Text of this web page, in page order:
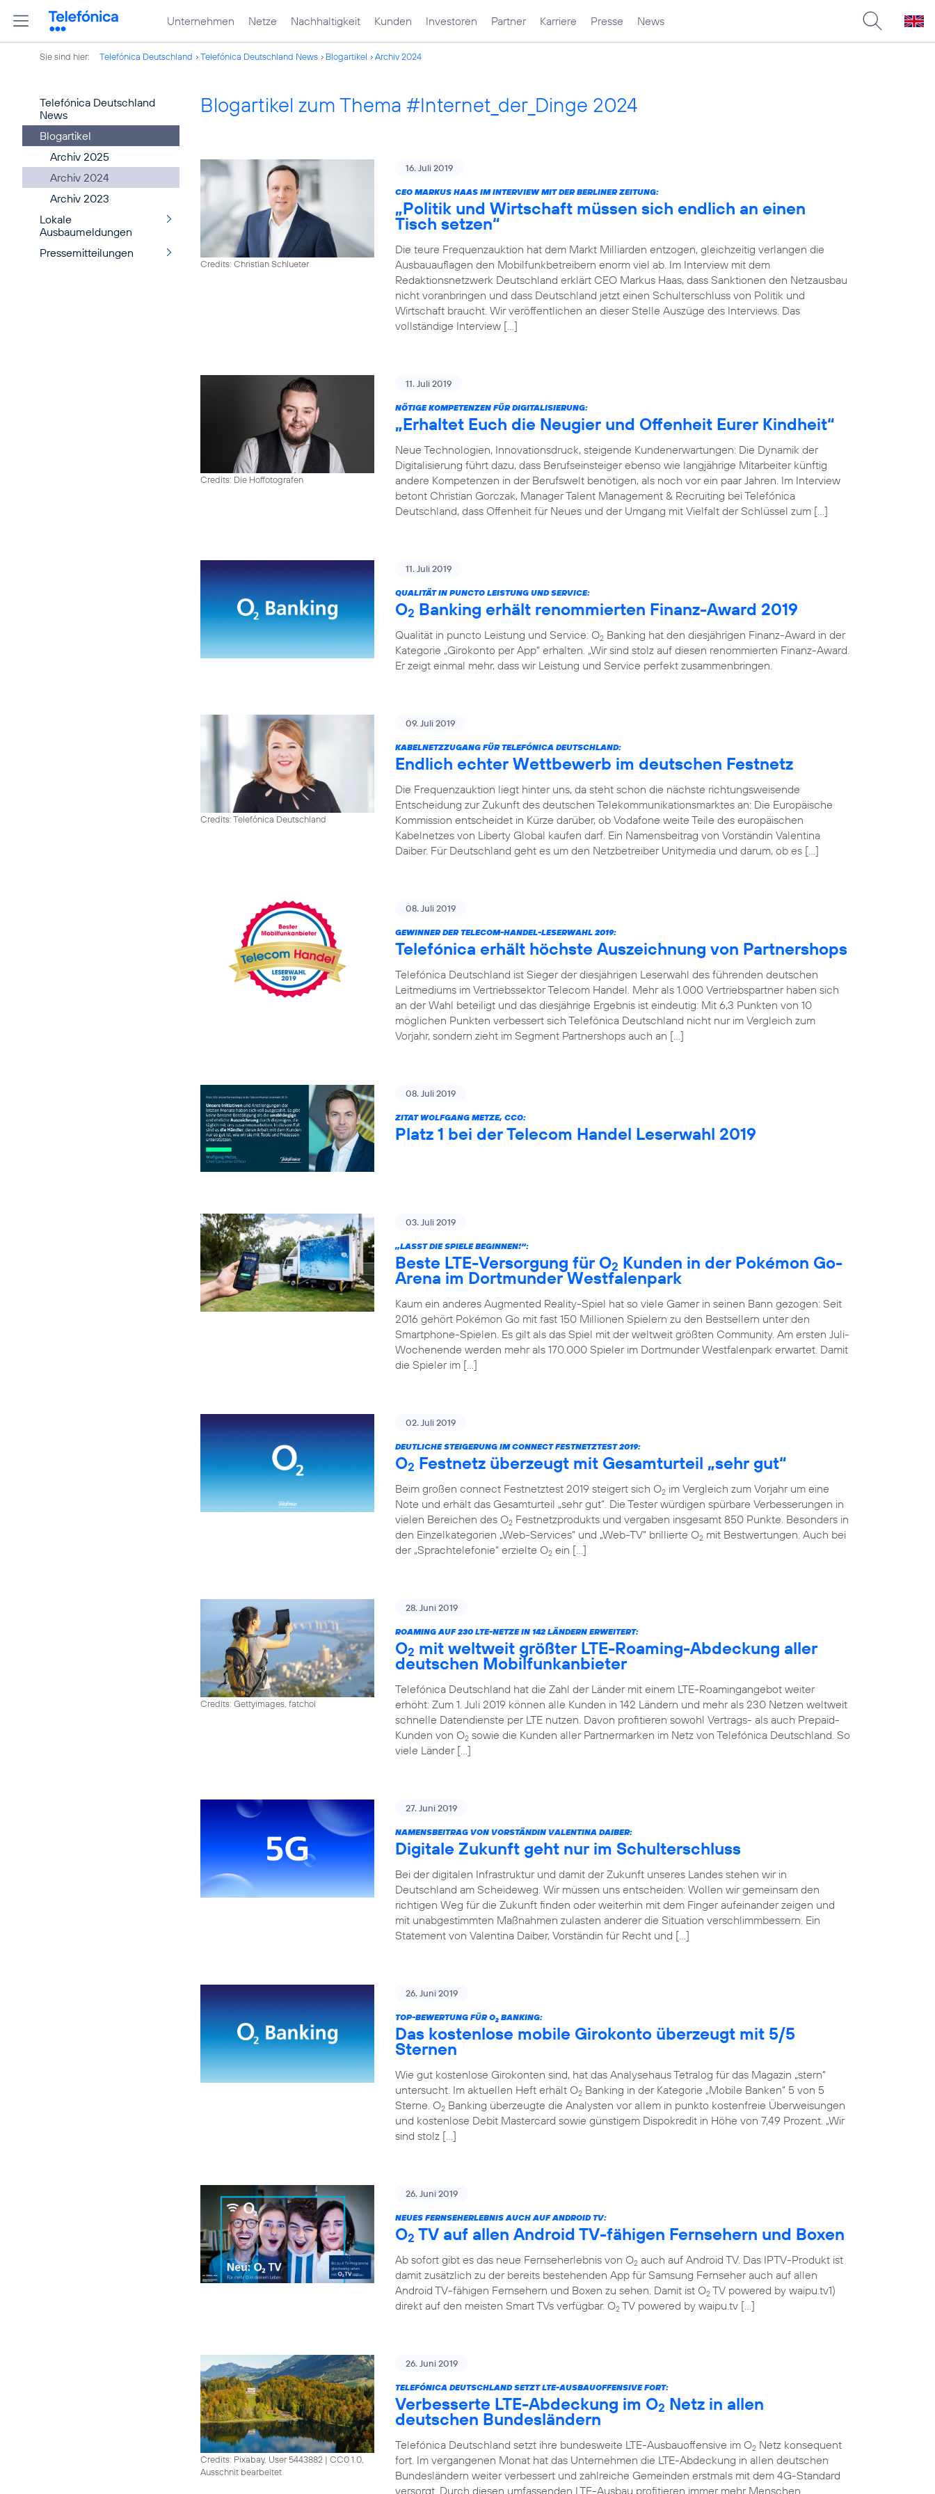
Unternehmen Netze Nachhaltigkeit Kunden Investoren Partner Karriere Presse News
Sie sind hier: Telefónica Deutschland Telefónica Deutschland News Blogartikel Archiv 2024
Telefónica Deutschland
News
Blogartikel
Archiv 2025
Archiv 2024
Archiv 2023
Lokale
Ausbaumeldungen
Pressemitteilungen
Blogartikel zum Thema #Internet_der_Dinge 2024
Credits: Christian Schlueter
16. Juli 2019
CEO MARKUS HAAS IM INTERVIEW MIT DER BERLINER ZEITUNG:
„Politik und Wirtschaft müssen sich endlich an einen
Tisch setzen“
Die teure Frequenzauktion hat dem Markt Milliarden entzogen, gleichzeitig verlangen die
Ausbauauflagen den Mobilfunkbetreibern enorm viel ab. Im Interview mit dem
Redaktionsnetzwerk Deutschland erklärt CEO Markus Haas, dass Sanktionen den Netzausbau
nicht voranbringen und dass Deutschland jetzt einen Schulterschluss von Politik und
Wirtschaft braucht. Wir veröffentlichen an dieser Stelle Auszüge des Interviews. Das
vollständige Interview […]
Credits: Die Hoffotografen
11. Juli 2019
NÖTIGE KOMPETENZEN FÜR DIGITALISIERUNG:
„Erhaltet Euch die Neugier und Offenheit Eurer Kindheit“
Neue Technologien, Innovationsdruck, steigende Kundenerwartungen: Die Dynamik der
Digitalisierung führt dazu, dass Berufseinsteiger ebenso wie langjährige Mitarbeiter künftig
andere Kompetenzen in der Berufswelt benötigen, als noch vor ein paar Jahren. Im Interview
betont Christian Gorczak, Manager Talent Management & Recruiting bei Telefónica
Deutschland, dass Offenheit für Neues und der Umgang mit Vielfalt der Schlüssel zum […]
11. Juli 2019
QUALITÄT IN PUNCTO LEISTUNG UND SERVICE:
O2 Banking erhält renommierten Finanz-Award 2019
Qualität in puncto Leistung und Service: O2 Banking hat den diesjährigen Finanz-Award in der
Kategorie „Girokonto per App“ erhalten. „Wir sind stolz auf diesen renommierten Finanz-Award.
Er zeigt einmal mehr, dass wir Leistung und Service perfekt zusammenbringen.
Credits: Telefónica Deutschland
09. Juli 2019
KABELNETZZUGANG FÜR TELEFÓNICA DEUTSCHLAND:
Endlich echter Wettbewerb im deutschen Festnetz
Die Frequenzauktion liegt hinter uns, da steht schon die nächste richtungsweisende
Entscheidung zur Zukunft des deutschen Telekommunikationsmarktes an: Die Europäische
Kommission entscheidet in Kürze darüber, ob Vodafone weite Teile des europäischen
Kabelnetzes von Liberty Global kaufen darf. Ein Namensbeitrag von Vorständin Valentina
Daiber. Für Deutschland geht es um den Netzbetreiber Unitymedia und darum, ob es […]
08. Juli 2019
GEWINNER DER TELECOM-HANDEL-LESERWAHL 2019:
Telefónica erhält höchste Auszeichnung von Partnershops
Telefónica Deutschland ist Sieger der diesjährigen Leserwahl des führenden deutschen
Leitmediums im Vertriebssektor Telecom Handel. Mehr als 1.000 Vertriebspartner haben sich
an der Wahl beteiligt und das diesjährige Ergebnis ist eindeutig: Mit 6,3 Punkten von 10
möglichen Punkten verbessert sich Telefónica Deutschland nicht nur im Vergleich zum
Vorjahr, sondern zieht im Segment Partnershops auch an […]
08. Juli 2019
ZITAT WOLFGANG METZE, CCO:
Platz 1 bei der Telecom Handel Leserwahl 2019
03. Juli 2019
„LASST DIE SPIELE BEGINNEN!“:
Beste LTE-Versorgung für O2 Kunden in der Pokémon Go-
Arena im Dortmunder Westfalenpark
Kaum ein anderes Augmented Reality-Spiel hat so viele Gamer in seinen Bann gezogen: Seit
2016 gehört Pokémon Go mit fast 150 Millionen Spielern zu den Bestsellern unter den
Smartphone-Spielen. Es gilt als das Spiel mit der weltweit größten Community. Am ersten Juli-
Wochenende werden mehr als 170.000 Spieler im Dortmunder Westfalenpark erwartet. Damit
die Spieler im […]
02. Juli 2019
DEUTLICHE STEIGERUNG IM CONNECT FESTNETZTEST 2019:
O2 Festnetz überzeugt mit Gesamturteil „sehr gut“
Beim großen connect Festnetztest 2019 steigert sich O2 im Vergleich zum Vorjahr um eine
Note und erhält das Gesamturteil „sehr gut“. Die Tester würdigen spürbare Verbesserungen in
vielen Bereichen des O2 Festnetzprodukts und vergaben insgesamt 850 Punkte. Besonders in
den Einzelkategorien „Web-Services“ und „Web-TV“ brillierte O2 mit Bestwertungen. Auch bei
der „Sprachtelefonie“ erzielte O2 ein […]
Credits: Gettyimages, fatchoi
28. Juni 2019
ROAMING AUF 230 LTE-NETZE IN 142 LÄNDERN ERWEITERT:
O2 mit weltweit größter LTE-Roaming-Abdeckung aller
deutschen Mobilfunkanbieter
Telefónica Deutschland hat die Zahl der Länder mit einem LTE-Roamingangebot weiter
erhöht: Zum 1. Juli 2019 können alle Kunden in 142 Ländern und mehr als 230 Netzen weltweit
schnelle Datendienste per LTE nutzen. Davon profitieren sowohl Vertrags- als auch Prepaid-
Kunden von O2 sowie die Kunden aller Partnermarken im Netz von Telefónica Deutschland. So
viele Länder […]
27. Juni 2019
NAMENSBEITRAG VON VORSTÄNDIN VALENTINA DAIBER:
Digitale Zukunft geht nur im Schulterschluss
Bei der digitalen Infrastruktur und damit der Zukunft unseres Landes stehen wir in
Deutschland am Scheideweg. Wir müssen uns entscheiden: Wollen wir gemeinsam den
richtigen Weg für die Zukunft finden oder weiterhin mit dem Finger aufeinander zeigen und
mit unabgestimmten Maßnahmen zulasten anderer die Situation verschlimmbessern. Ein
Statement von Valentina Daiber, Vorständin für Recht und […]
26. Juni 2019
TOP-BEWERTUNG FÜR O2 BANKING:
Das kostenlose mobile Girokonto überzeugt mit 5/5
Sternen
Wie gut kostenlose Girokonten sind, hat das Analysehaus Tetralog für das Magazin „stern“
untersucht. Im aktuellen Heft erhält O2 Banking in der Kategorie „Mobile Banken“ 5 von 5
Sterne. O2 Banking überzeugte die Analysten vor allem in punkto kostenfreie Überweisungen
und kostenlose Debit Mastercard sowie günstigem Dispokredit in Höhe von 7,49 Prozent. „Wir
sind stolz […]
26. Juni 2019
NEUES FERNSEHERLEBNIS AUCH AUF ANDROID TV:
O2 TV auf allen Android TV-fähigen Fernsehern und Boxen
Ab sofort gibt es das neue Fernseherlebnis von O2 auch auf Android TV. Das IPTV-Produkt ist
damit zusätzlich zu der bereits bestehenden App für Samsung Fernseher auch auf allen
Android TV-fähigen Fernsehern und Boxen zu sehen. Damit ist O2 TV powered by waipu.tv1)
direkt auf den meisten Smart TVs verfügbar. O2 TV powered by waipu.tv […]
Credits: Pixabay, User 5443882 | CC0 1.0,
Ausschnit bearbeitet
26. Juni 2019
TELEFÓNICA DEUTSCHLAND SETZT LTE-AUSBAUOFFENSIVE FORT:
Verbesserte LTE-Abdeckung im O2 Netz in allen
deutschen Bundesländern
Telefónica Deutschland setzt ihre bundesweite LTE-Ausbauoffensive im O2 Netz konsequent
fort. Im vergangenen Monat hat das Unternehmen die LTE-Abdeckung in allen deutschen
Bundesländern weiter verbessert und zahlreiche Gemeinden erstmals mit dem 4G-Standard
versorgt. Durch diesen umfassenden LTE-Ausbau profitieren immer mehr Menschen